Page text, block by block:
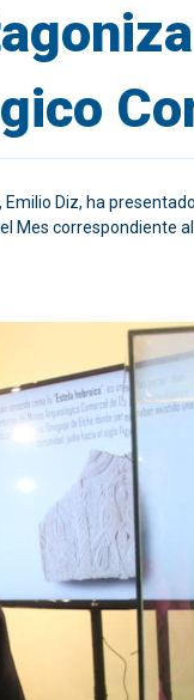
Diz, ha
Mes correspondiente